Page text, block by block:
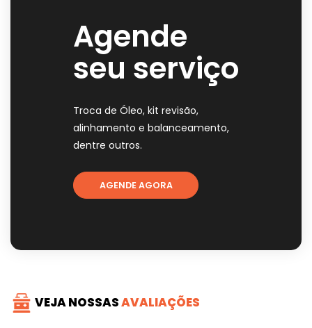
Agende
seu serviço
Troca de Óleo, kit revisão,
alinhamento e balanceamento,
dentre outros.
AGENDE AGORA
VEJA NOSSASAVALIAÇÕES